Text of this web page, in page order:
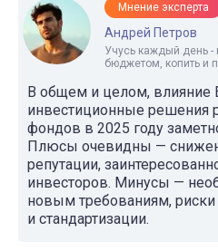
Мнение эксперта
Андрей Петров
Учусь каждый день -
бюджетом, копить и
В общем и целом, влияние
инвестиционные решения
фондов в 2025 году
Плюсы очевидны —
репутации,
инвесторов. Минусы —
новым требованиям, риски
и стандартизации.